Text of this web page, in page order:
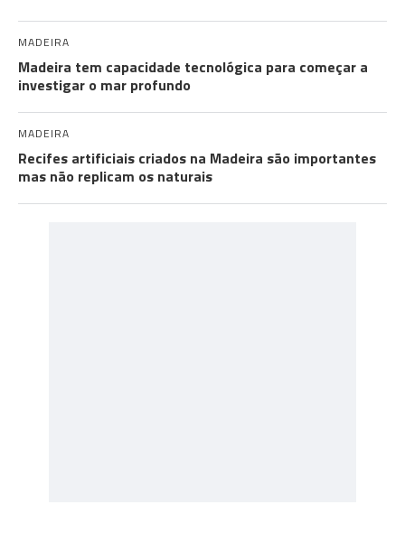
MADEIRA
Madeira tem capacidade tecnológica para começar a
investigar o mar profundo
MADEIRA
Recifes artificiais criados na Madeira são importantes
mas não replicam os naturais